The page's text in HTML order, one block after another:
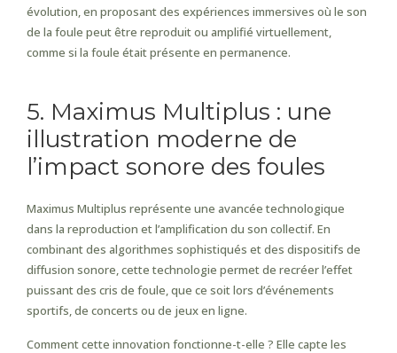
évolution, en proposant des expériences immersives où le son
de la foule peut être reproduit ou amplifié virtuellement,
comme si la foule était présente en permanence.
5. Maximus Multiplus : une
illustration moderne de
l’impact sonore des foules
Maximus Multiplus représente une avancée technologique
dans la reproduction et l’amplification du son collectif. En
combinant des algorithmes sophistiqués et des dispositifs de
diffusion sonore, cette technologie permet de recréer l’effet
puissant des cris de foule, que ce soit lors d’événements
sportifs, de concerts ou de jeux en ligne.
Comment cette innovation fonctionne-t-elle ? Elle capte les